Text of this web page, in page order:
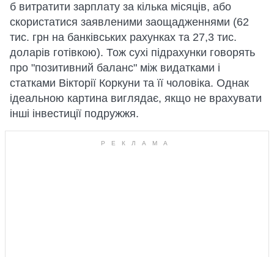
б витратити зарплату за кілька місяців, або
скористатися заявленими заощадженнями (62
тис. грн на банківських рахунках та 27,3 тис.
доларів готівкою). Тож сухі підрахунки говорять
про "позитивний баланс" між видатками і
статками Вікторії Коркуни та її чоловіка. Однак
ідеальною картина виглядає, якщо не врахувати
інші інвестиції подружжя.